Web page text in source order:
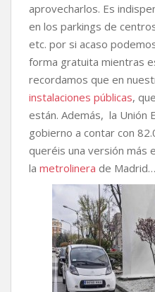
aprovecharlos. Es
en los parkings de
etc. por si acaso
forma gratuita mientras
recordamos que en
instalaciones públicas,
están. Además, la Unión
gobierno a contar con
queréis una versión más
la metrolinera de Madrid…